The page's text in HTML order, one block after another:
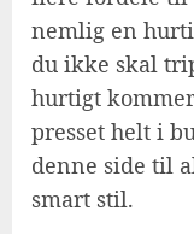
nemlig en
du ikke skal
hurtigt
presset helt i
denne side til
smart stil.